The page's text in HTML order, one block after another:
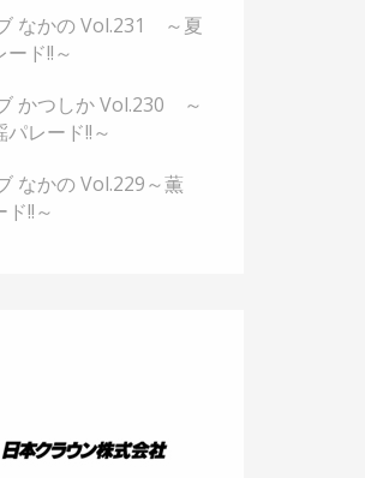
なかの Vol.231 ～夏
ド!!～
かつしか Vol.230 ～
レード!!～
なかの Vol.229～薫
!!～